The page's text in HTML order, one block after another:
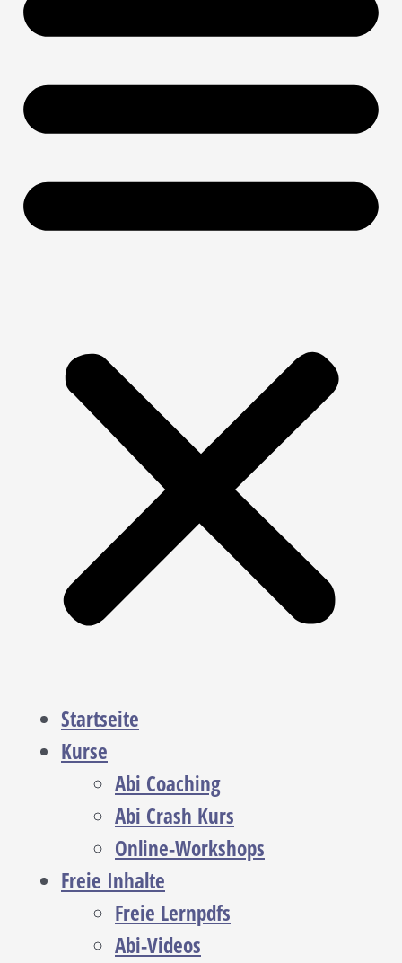
Startseite
Kurse
Abi Coaching
Abi Crash Kurs
Online-Workshops
Freie Inhalte
Freie Lernpdfs
Abi-Videos